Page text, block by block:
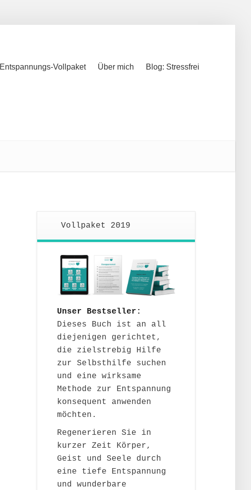
Entspannungs-Vollpaket Über mich Blog: Stressfrei
Vollpaket 2019
Unser Bestseller:
Dieses Buch ist an all
diejenigen gerichtet,
die zielstrebig Hilfe
zur Selbsthilfe suchen
und eine wirksame
Methode zur Entspannung
konsequent anwenden
möchten.
Regenerieren Sie in
kurzer Zeit Körper,
Geist und Seele durch
eine tiefe Entspannung
und wunderbare